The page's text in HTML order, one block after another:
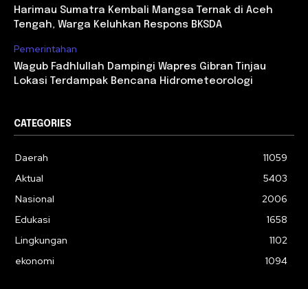
Harimau Sumatra Kembali Mangsa Ternak di Aceh
Tengah, Warga Keluhkan Respons BKSDA
Pemerintahan
Wagub Fadhlullah Dampingi Wapres Gibran Tinjau
Lokasi Terdampak Bencana Hidrometeorologi
CATEGORIES
Daerah
11059
Aktual
5403
Nasional
2006
Edukasi
1658
Lingkungan
1102
ekonomi
1094